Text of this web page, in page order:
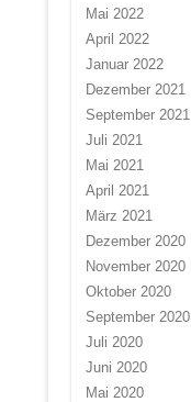
Mai 2022
April 2022
Januar 2022
Dezember 2021
September 2021
Juli 2021
Mai 2021
April 2021
März 2021
Dezember 2020
November 2020
Oktober 2020
September 2020
Juli 2020
Juni 2020
Mai 2020